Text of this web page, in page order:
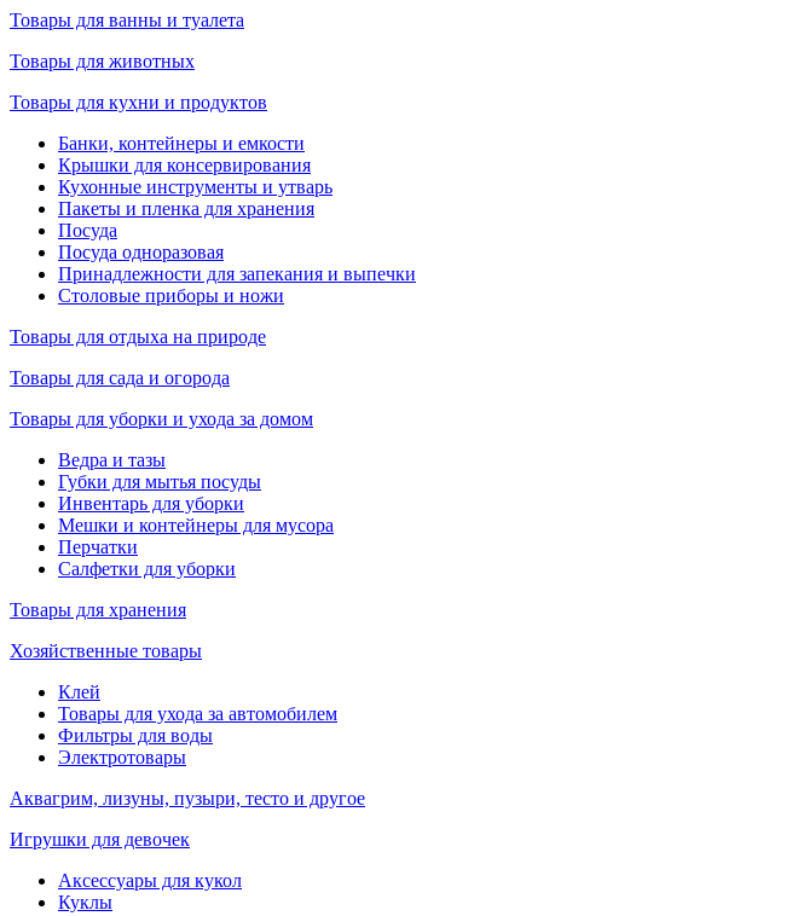
Товары для ванны и туалета
Товары для животных
Товары для кухни и продуктов
Банки, контейнеры и емкости
Крышки для консервирования
Кухонные инструменты и утварь
Пакеты и пленка для хранения
Посуда
Посуда одноразовая
Принадлежности для запекания и выпечки
Столовые приборы и ножи
Товары для отдыха на природе
Товары для сада и огорода
Товары для уборки и ухода за домом
Ведра и тазы
Губки для мытья посуды
Инвентарь для уборки
Мешки и контейнеры для мусора
Перчатки
Салфетки для уборки
Товары для хранения
Хозяйственные товары
Клей
Товары для ухода за автомобилем
Фильтры для воды
Электротовары
Аквагрим, лизуны, пузыри, тесто и другое
Игрушки для девочек
Аксессуары для кукол
Куклы